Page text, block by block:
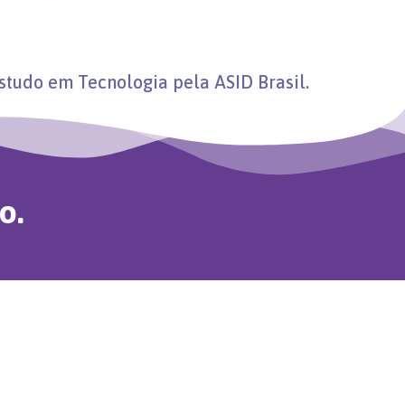
em Tecnologia pela ASID Brasil.